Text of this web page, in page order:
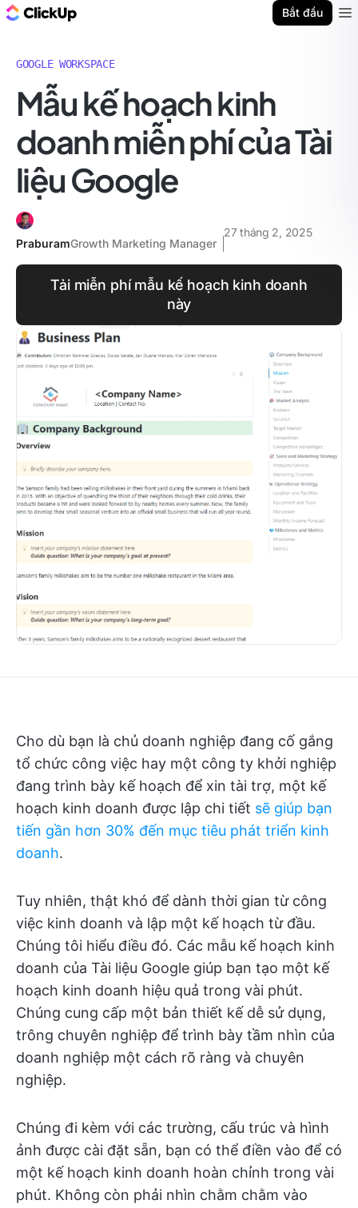
Bắt đầu
GOOGLE WORKSPACE
Mẫu kế hoạch kinh
doanh miễn phí của Tài
liệu Google
PraburamGrowth Marketing Manager
27 tháng 2, 2025
Tải miễn phí mẫu kế hoạch kinh doanh
này
Cho dù bạn là chủ doanh nghiệp đang cố gắng
tổ chức công việc hay một công ty khởi nghiệp
đang trình bày kế hoạch để xin tài trợ, một kế
hoạch kinh doanh được lập chi tiết sẽ giúp bạn
tiến gần hơn 30% đến mục tiêu phát triển kinh
doanh.
Tuy nhiên, thật khó để dành thời gian từ công
việc kinh doanh và lập một kế hoạch từ đầu.
Chúng tôi hiểu điều đó. Các mẫu kế hoạch kinh
doanh của Tài liệu Google giúp bạn tạo một kế
hoạch kinh doanh hiệu quả trong vài phút.
Chúng cung cấp một bản thiết kế dễ sử dụng,
trông chuyên nghiệp để trình bày tầm nhìn của
doanh nghiệp một cách rõ ràng và chuyên
nghiệp.
Chúng đi kèm với các trường, cấu trúc và hình
ảnh được cài đặt sẵn, bạn có thể điền vào để có
một kế hoạch kinh doanh hoàn chỉnh trong vài
phút. Không còn phải nhìn chằm chằm vào